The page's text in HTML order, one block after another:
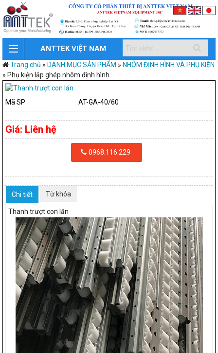
ANTTEK VIỆT NAM
Trang chủ » DANH MỤC SẢN PHẨM » NHÔM ĐỊNH HÌNH VÀ PHỤ KIỆN
» Phụ kiện lắp ghép nhôm định hình
Mã SP AT-GA-40/60
Giá: Liên hệ
0968.116.229
Chi tiết Từ khóa
Thanh trượt con lăn